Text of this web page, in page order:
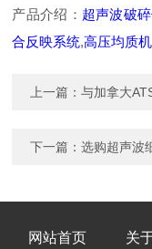
产品介绍： 超声波破
合反映系统,高压均质机
上一篇：与加拿大
下一篇：选购超声波
网站首页 关